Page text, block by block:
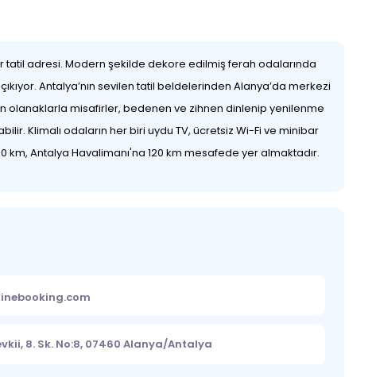
tatil adresi. Modern şekilde dekore edilmiş ferah odalarında
Antalya’nın sevilen tatil beldelerinden Alanya’da merkezi
olanaklarla misafirler, bedenen ve zihnen dinlenip yenilenme
Klimalı odaların her biri uydu TV, ücretsiz Wi-Fi ve minibar
Antalya Havalimanı'na 120 km mesafede yer almaktadır.
8. Sk. No:8, 07460 Alanya/Antalya